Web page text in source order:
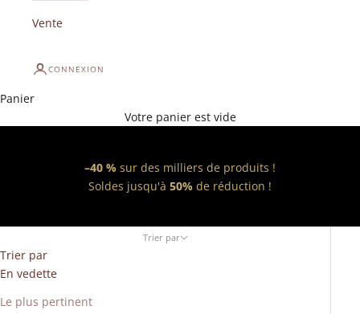
Vente
CONNEXION
Panier
Votre panier est vide
–40 % sur des milliers de produits !
Soldes jusqu'à 50% de réduction !
Trier par
Trier par
En vedette
Le plus pertinent